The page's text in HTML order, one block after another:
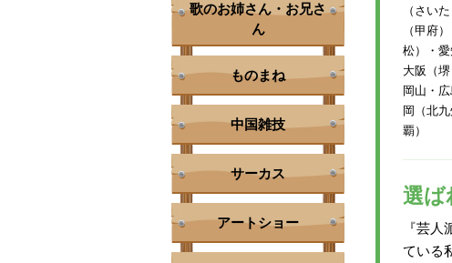
（さい
（甲府
松）・
大阪（
岡山・
岡（北
覇）
選ば
『芸
ている
歌のお姉さん・お兄さ
ん
ものまね
中国雑技
サーカス
アートショー